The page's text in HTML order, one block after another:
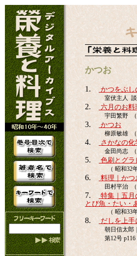
かつお
1. かつをぶし
室伏主人 談
2. 六月のお料
宇田繁野 （
3. かつお
柳原敏雄 （
4. さかなの化
金田尚志 （
5. 色刷とグラ
（ 昭和32
6. 料理｜かつ
田村平治 （
7.
特集｜五
とび魚・たい・
（ 昭和33
8. だしを上手
朝日信太郎
第12号 p116